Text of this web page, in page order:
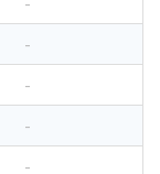
-
-
-
-